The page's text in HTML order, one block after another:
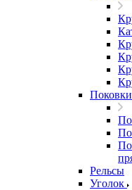
Рельсы
Уголок